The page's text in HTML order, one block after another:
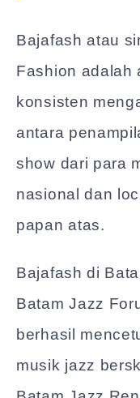
Bajafash atau
Fashion adalah
konsisten
antara
show dari para
nasional dan
papan atas.
Bajafash di
Batam Jazz
berhasil
musik jazz